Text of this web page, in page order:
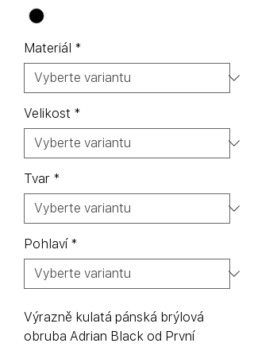
Materiál *
Velikost *
Tvar *
Pohlaví *
Výrazně kulatá pánská brýlová
obruba Adrian Black od První